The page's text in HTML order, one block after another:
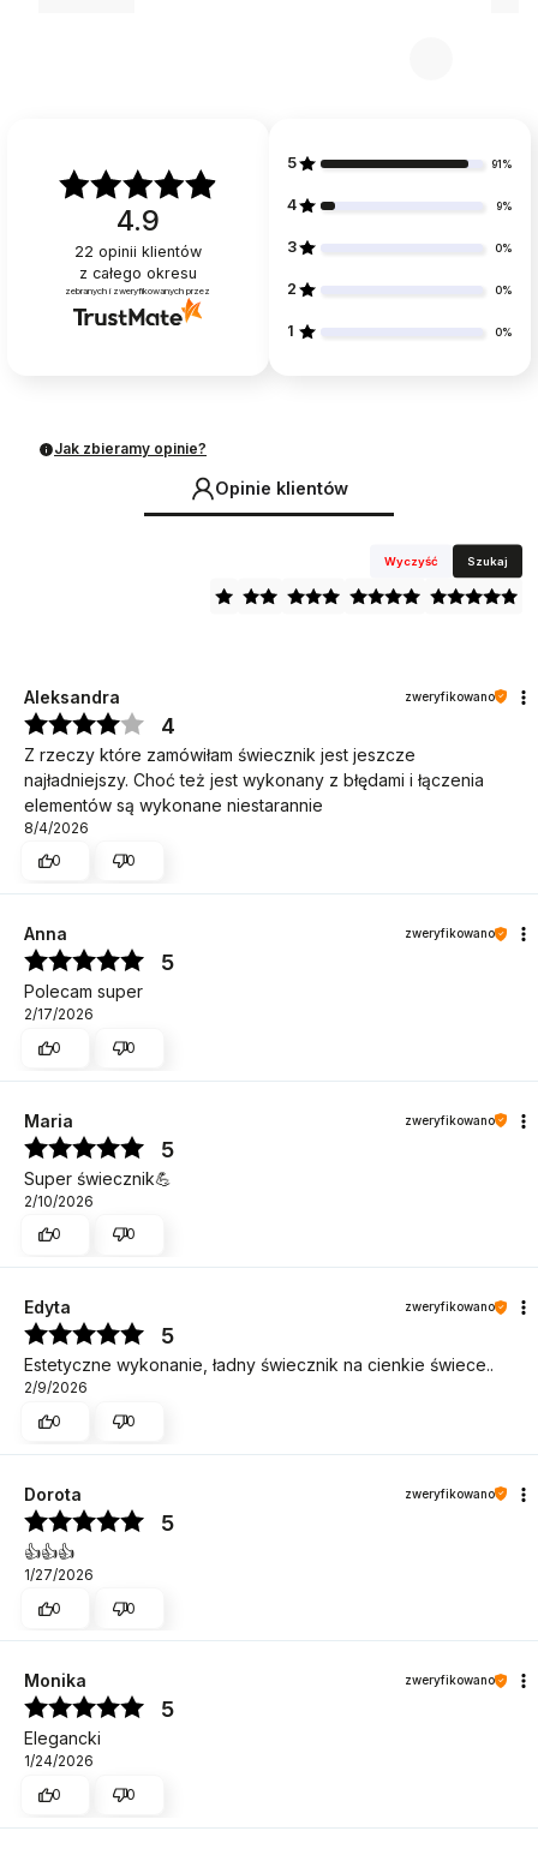
4.9
22 opinii klientów
z całego okresu
zebranych i zweryfikowanych przez
5 91%
4 9%
3 0%
2 0%
1 0%
Jak zbieramy opinie?
Opinie klientów
Wyczyść Szukaj
Aleksandra zweryfikowano
4
Z rzeczy które zamówiłam świecznik jest jeszcze
najładniejszy. Choć też jest wykonany z błędami i łączenia
elementów są wykonane niestarannie
8/4/2026
0
0
Anna zweryfikowano
5
Polecam super
2/17/2026
0
0
Maria zweryfikowano
5
Super świecznik💪
2/10/2026
0
0
Edyta zweryfikowano
5
Estetyczne wykonanie, ładny świecznik na cienkie świece..
2/9/2026
0
0
Dorota zweryfikowano
5
👍️👍️👍️
1/27/2026
0
0
Monika zweryfikowano
5
Elegancki
1/24/2026
0
0